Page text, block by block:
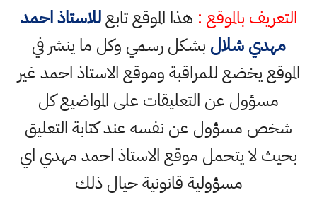
التعريف بالموقع : هذا الموقع تابعللاستاذ احمد
مهدي شلال بشكل رسمي وكل ما ينشر في
الموقع يخضع للمراقبة وموقع الاستاذ احمد غير
مسؤول عن التعليقات على المواضيع كل
شخص مسؤول عن نفسه عند كتابة التعليق
بحيث لا يتحمل موقع الاستاذ احمد مهدي اي
مسؤولية قانونية حيال ذلك